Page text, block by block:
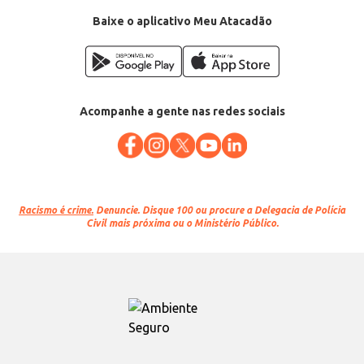
Baixe o aplicativo Meu Atacadão
Acompanhe a gente nas redes sociais
Racismo é crime. Denuncie. Disque 100 ou procure a Delegacia de Polícia
Civil mais próxima ou o Ministério Público.